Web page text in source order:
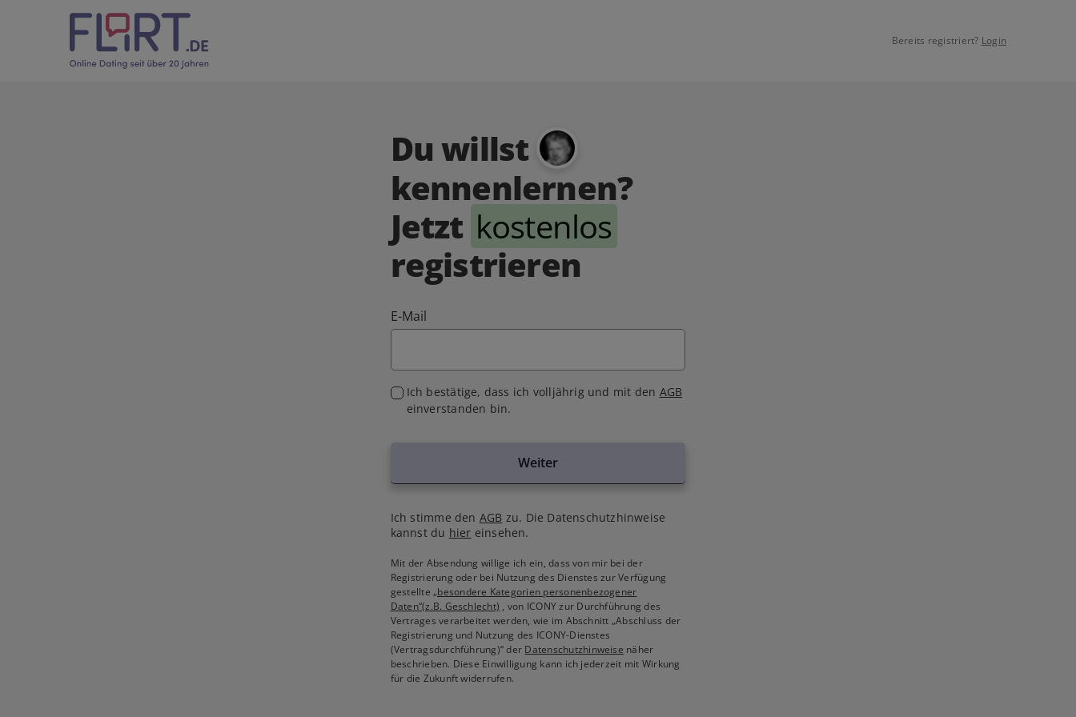
Bereits registriert? Login
Du willst
kennenlernen?
Jetzt kostenlos
registrieren
E-Mail
Ich bestätige, dass ich volljährig und mit den AGB
einverstanden bin.
Weiter
Ich stimme den AGB zu. Die Datenschutzhinweise
kannst du hier einsehen.
Mit der Absendung willige ich ein, dass von mir bei der
Registrierung oder bei Nutzung des Dienstes zur Verfügung
gestellte„besondere Kategorien personenbezogener
Daten“(z.B. Geschlecht) , von ICONY zur Durchführung des
Vertrages verarbeitet werden, wie im Abschnitt „Abschluss der
Registrierung und Nutzung des ICONY-Dienstes
(Vertragsdurchführung)“ der Datenschutzhinweise näher
beschrieben. Diese Einwilligung kann ich jederzeit mit Wirkung
für die Zukunft widerrufen.